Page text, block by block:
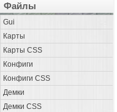
Файлы
Gui
Карты
Карты CSS
Конфиги
Конфиги CSS
Демки
Демки CSS